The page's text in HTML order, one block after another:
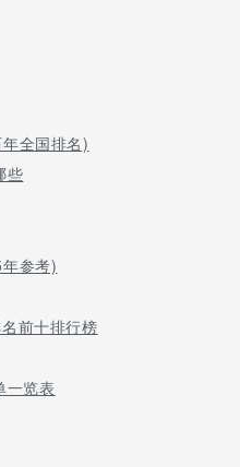
全国排名)
些
参考)
前十排行榜
一览表